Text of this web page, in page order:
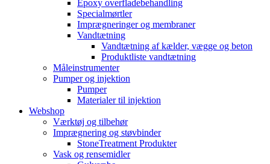
Epoxy overfladebehandling
Specialmørtler
Imprægneringer og membraner
Vandtætning
Vandtætning af kælder, vægge og beton
Produktliste vandtætning
Måleinstrumenter
Pumper og injektion
Pumper
Materialer til injektion
Webshop
Værktøj og tilbehør
Imprægnering og støvbinder
StoneTreatment Produkter
Vask og rensemidler